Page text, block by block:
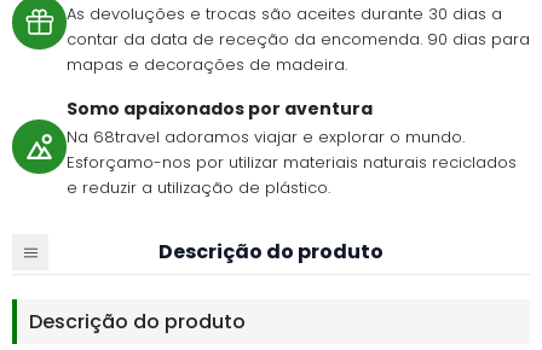
As devoluções e trocas são aceites durante 30 dias a
contar da data de receção da encomenda. 90 dias para
mapas e decorações de madeira.
Somo apaixonados por aventura
Na 68travel adoramos viajar e explorar o mundo.
Esforçamo-nos por utilizar materiais naturais reciclados
e reduzir a utilização de plástico.
Descrição do produto
Descrição do produto